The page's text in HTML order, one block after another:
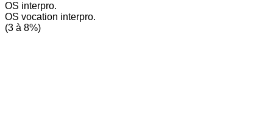
OS interpro.
OS vocation interpro.
(3 à 8%)